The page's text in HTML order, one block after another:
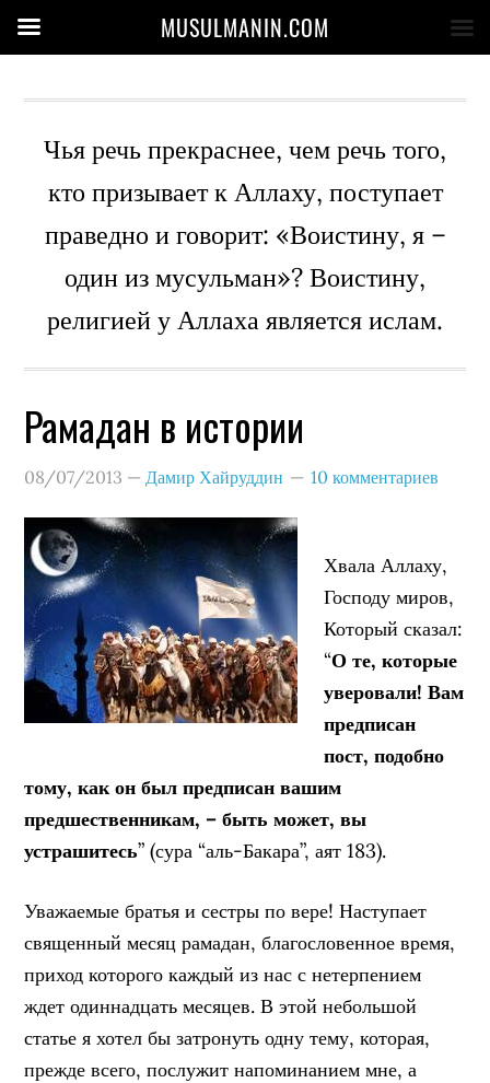
Чья речь прекраснее, чем речь того,
кто призывает к Аллаху, поступает
праведно и говорит: «Воистину, я –
один из мусульман»? Воистину,
религией у Аллаха является ислам.
Рамадан в истории
08/07/2013 —Дамир Хайруддин 10 комментариев
Хвала Аллаху,
Господу миров,
Который сказал:
“О те, которые
уверовали! Вам
предписан
пост, подобно
тому, как он был предписан вашим
предшественникам, – быть может, вы
устрашитесь” (сура “аль-Бакара”, аят 183).
Уважаемые братья и сестры по вере! Наступает
священный месяц рамадан, благословенное время,
приход которого каждый из нас с нетерпением
ждет одиннадцать месяцев. В этой небольшой
статье я хотел бы затронуть одну тему, которая,
прежде всего, послужит напоминанием мне, а
MUSULMANIN.COM